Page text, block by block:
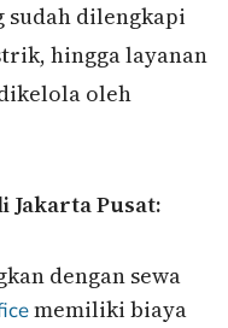
dilengkapi
hingga layanan
oleh
Jakarta Pusat:
dengan sewa
memiliki biaya